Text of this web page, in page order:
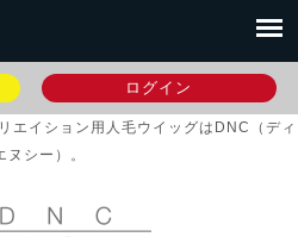
ログイン
エイション用人毛ウイッグはDNC（ディ
ヌシー）。